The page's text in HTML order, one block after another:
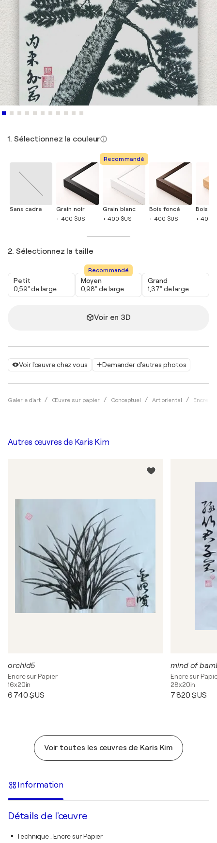
Voir l'œuvre chez vous Demander d'autres photos
Galerie d'art Œuvre sur papier Conceptuel Art oriental Encre
1. Sélectionnez la couleur
Sans cadre
Grain noir
+ 400 $US
Recommandé
Grain blanc
+ 400 $US
Bois foncé
+ 400 $US
Bois
+ 400
2. Sélectionnez la taille
Petit
0,59" de large
Recommandé
Moyen
0,98" de large
Grand
1,37" de large
Voir en 3D
Autres œuvres de Karis Kim
orchid5
Encre sur Papier
16x20in
6 740 $US
mind of
Encre sur
28x20in
7 820 $US
Voir toutes les œuvres de Karis Kim
Information
Détails de l'œuvre
Technique: Encre sur Papier